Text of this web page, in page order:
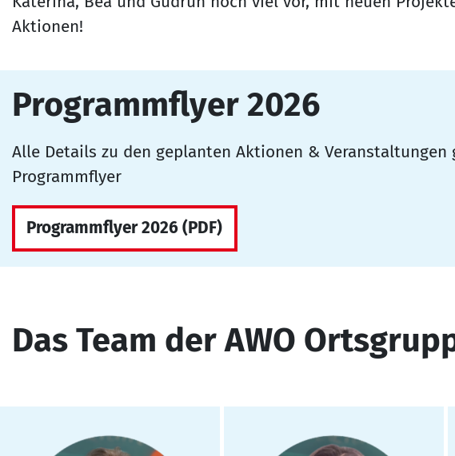
Aktionen!
Programmflyer 2026
Alle Details zu den geplanten Aktionen & Veranstaltungen
Programmflyer
Programmflyer 2026 (PDF)
Das Team der AWO